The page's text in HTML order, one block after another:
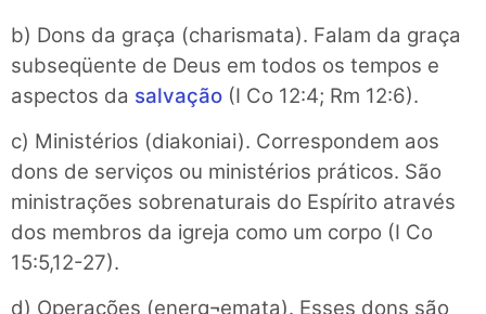
b) Dons da graça (charismata). Falam da graça
subseqüente de Deus em todos os tempos e
aspectos da salvação (I Co 12:4; Rm 12:6).
c) Ministérios (diakoniai). Correspondem aos
dons de serviços ou ministérios práticos. São
ministrações sobrenaturais do Espírito através
dos membros da igreja como um corpo (I Co
15:5,12-27).
d) Operações (energ¬emata). Esses dons são